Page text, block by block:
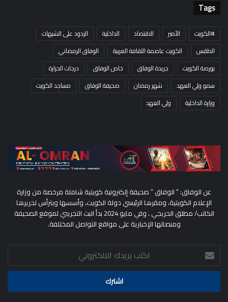
Tags
#الكويت الأمير الاقتصاد الداخلية
الردود على الشبهات
الطقس
الكويت عاصمة الثقافة العربية
الوفاق الرمضاني
بورصة الكويت
جريدة الوفاق خاص الوفاق
درجات الحرارة
سمو ولي العهد
شهر رمضان صحيفة الوفاق
مساجد الكويت
وزارة الداخلية
ولي العهد
عن الوفاق: ” الوفاق ” صحيفة إلكترونية كويتية شاملة مرخصة من وزارة
الإعلام الكويتية، ومقرها الرئيسي دولة الكويت، وأسسها ويترأس تحريرها
الكاتب/ مطلق الحريجي ، وفي مايو 2024 بدأ البث التجريبي لموقع الصحيفة
ومنصاتها الإخبارية على مواقع التواصل المختلفة.
اكتب
بريدك
الالكتروني